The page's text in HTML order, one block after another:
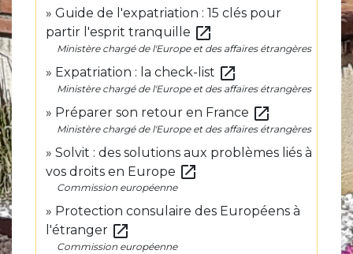
Guide de l'expatriation : 15 clés pour
partir l'esprit tranquille open_in_new
Ministère chargé de l'Europe et des affaires étrangères
Expatriation : la check-list open_in_new
Ministère chargé de l'Europe et des affaires étrangères
Préparer son retour en France open_in_new
Ministère chargé de l'Europe et des affaires étrangères
Solvit : des solutions aux problèmes liés à
vos droits en Europe open_in_new
Commission européenne
Protection consulaire des Européens à
l'étranger open_in_new
Commission européenne